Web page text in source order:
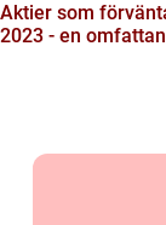
Aktier som
2023 - en